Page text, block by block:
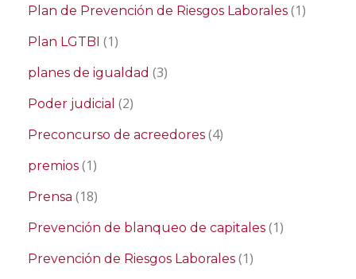
Plan de Prevención de Riesgos Laborales (1)
Plan LGTBI (1)
planes de igualdad (3)
Poder judicial (2)
Preconcurso de acreedores (4)
premios (1)
Prensa (18)
Prevención de blanqueo de capitales (1)
Prevención de Riesgos Laborales (1)